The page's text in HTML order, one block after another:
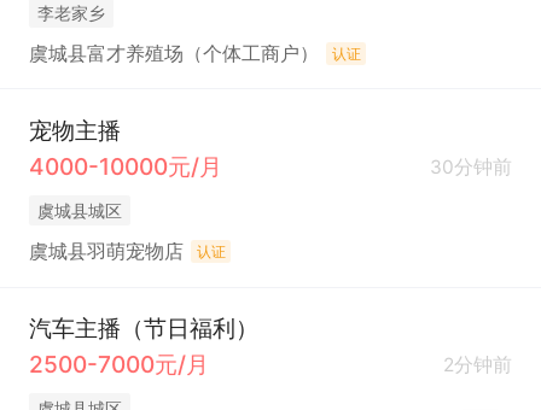
李老家乡
虞城县富才养殖场（个体工商户） 认证
宠物主播
4000-10000元/月
30分钟前
虞城县城区
虞城县羽萌宠物店 认证
汽车主播（节日福利）
2500-7000元/月
2分钟前